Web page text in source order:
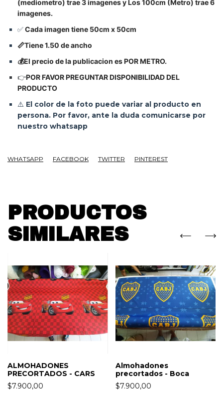
(mediometro) trae 3 imagenes y Los 100cm (Metro) trae 6
imagenes.
✅Cada imagen tiene 50cm x 50cm
📏Tiene 1.50 de ancho
💰El precio de la publicacion es POR METRO.
👉POR FAVOR PREGUNTAR DISPONIBILIDAD DEL
PRODUCTO
⚠️ El color de la foto puede variar al producto en
persona. Por favor, ante la duda comunicarse por
nuestro whatsapp
WHATSAPP FACEBOOK TWITTER PINTEREST
PRODUCTOS
SIMILARES
ALMOHADONES
PRECORTADOS - CARS
$7.900,00
Almohadones
precortados - Boca
$7.900,00